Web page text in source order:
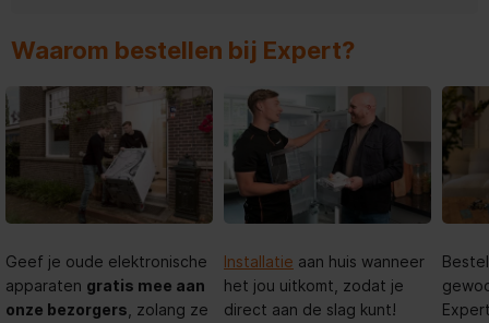
Waarom bestellen bij Expert?
Geef je oude elektronische
apparaten gratis mee aan
onze bezorgers , zolang ze
Installatie aan huis wanneer
het jou uitkomt, zodat je
direct aan de slag kunt!